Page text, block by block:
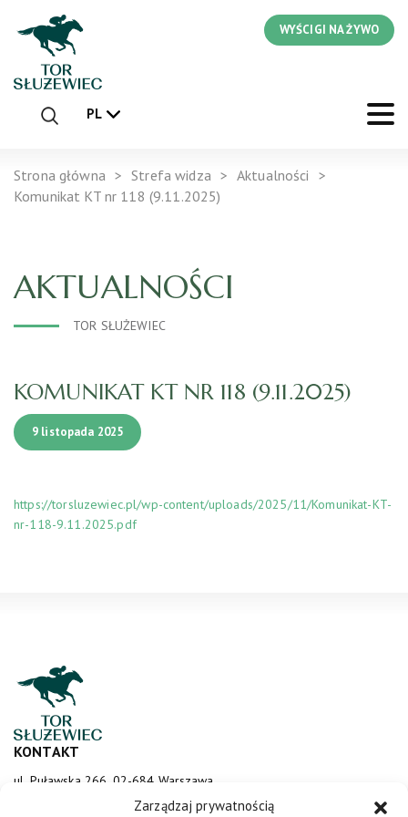
Zarządzaj prywatnością
WYŚCIGI NA ŻYWO
PL
Strona główna Strefa widza
Aktualności
Komunikat KT nr 118 (9.11.2025)
AKTUALNOŚCI
TOR SŁUŻEWIEC
KOMUNIKAT KT NR 118 (9.11.2025)
9 listopada 2025
https://torsluzewiec.pl/wp-content/uploads/2025/11/Komunikat-KT-
nr-118-9.11.2025.pdf
KONTAKT
ul. Puławska 266, 02-684 Warszawa
sluzewiec@totalizator.pl